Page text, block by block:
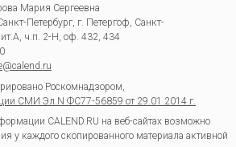
Мария Сергеевна
Петербург, г. Петергоф, Санкт-
ч.п. 2-Н, оф. 432, 434
Роскомнадзором,
СМИ Эл.N ФС77-56859 от 29.01.2014 г.
CALEND.RU на веб-сайтах возможно
у каждого скопированного материала активной